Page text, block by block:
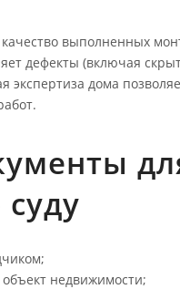
выполненных
дефекты (включая
экспертиза дома
недвижимости;